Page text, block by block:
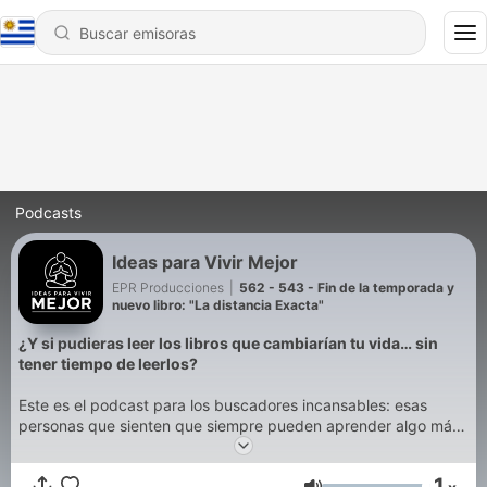
Podcasts
Ideas para Vivir Mejor
EPR Producciones
562 - 543 - Fin de la temporada y
nuevo libro: "La distancia Exacta"
¿Y si pudieras leer los libros que cambiarían tu vida… sin
tener tiempo de leerlos?
Este es el podcast para los buscadores incansables: esas
personas que sienten que siempre pueden aprender algo más,
crecer un poco más y vivir mejor, pero que no siempre
encuentran el rato para sentarse con un libro.